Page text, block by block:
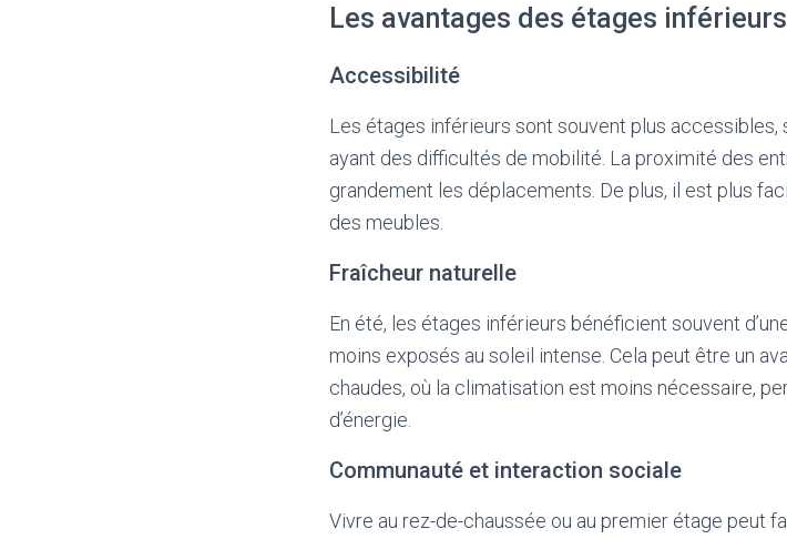
Les avantages des étages inférieurs
Accessibilité
Les étages inférieurs sont souvent plus
ayant des difficultés de mobilité. La proximité des
grandement les déplacements. De plus, il est plus
des meubles.
Fraîcheur naturelle
En été, les étages inférieurs bénéficient souvent
moins exposés au soleil intense. Cela peut être un
chaudes, où la climatisation est moins nécessaire,
d’énergie.
Communauté et interaction sociale
Vivre au rez-de-chaussée ou au premier étage peut